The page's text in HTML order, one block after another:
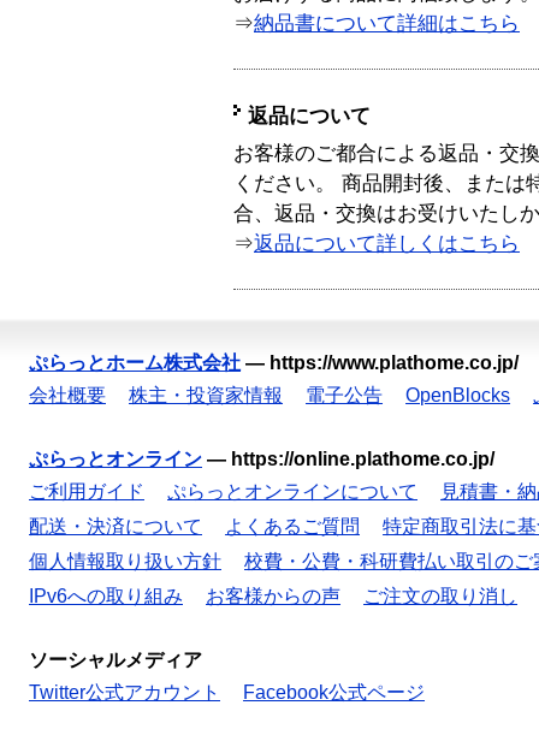
⇒納品書について詳細はこちら
返品について
お客様のご都合による返品・交
ください。 商品開封後、または
合、返品・交換はお受けいたし
⇒返品について詳しくはこちら
ぷらっとホーム株式会社 — https://www.plathome.co.jp/
会社概要
株主・投資家情報 電子公告 OpenBlocks
ぷらっとオンライン — https://online.plathome.co.jp/
ご利用ガイド
ぷらっとオンラインについて
見積書・
配送・決済について
よくあるご質問
特定商取引法に
個人情報取り扱い方針
校費・公費・科研費払い取引のご
IPv6への取り組み
お客様からの声 ご注文の取り消し
ソーシャルメディア
Twitter公式アカウント
Facebook公式ページ